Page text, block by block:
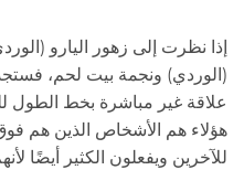
إذا نظرت إلى زهور اليارو
(الوردي) ونجمة بيت لحم،
علاقة غير مباشرة بخط الطول
هؤلاء هم الأشخاص الذين هم
للآخرين ويفعلون الكثير أيضًا